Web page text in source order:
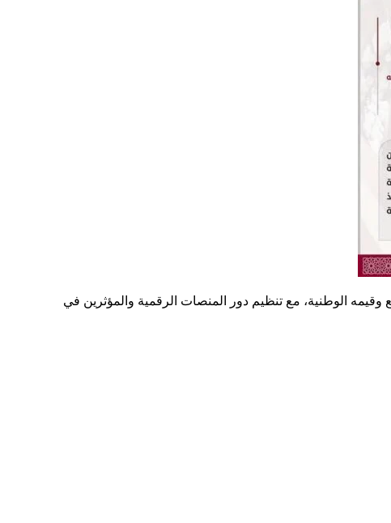
وقيمه الوطنية، مع تنظيم دور المنصات الرقمية والمؤثرين في